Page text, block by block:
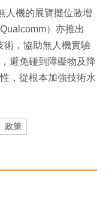
人機的展覽攤位激增
）亦推出
術，協助無人機實驗
避免碰到障礙物及降
，從根本加強技術水
政策